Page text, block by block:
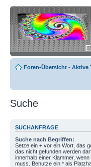
Foren-Übersicht • Aktive
Suche
SUCHANFRAGE
Suche nach Begriffen:
Setze ein + vor ein Wort, das
das nicht gefunden werden
innerhalb einer Klammer,
muss. Benutze ein * als